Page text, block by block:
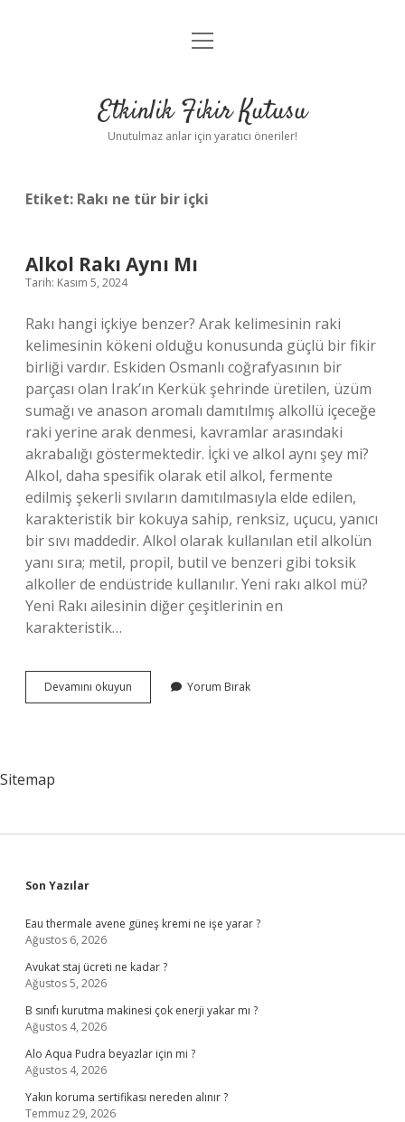
Anasayfa
Yasal Uyarı
menüyü
Etkinlik Fikir Kutusu
Unutulmaz anlar için yaratıcı öneriler!
Etiket: Rakı ne tür bir içki
Alkol Rakı Aynı Mı
Tarih: Kasım 5, 2024
Rakı hangi içkiye benzer? Arak kelimesinin raki
kelimesinin kökeni olduğu konusunda güçlü bir fikir
birliği vardır. Eskiden Osmanlı coğrafyasının bir
parçası olan Irak’ın Kerkük şehrinde üretilen, üzüm
sumağı ve anason aromalı damıtılmış alkollü içeceğe
raki yerine arak denmesi, kavramlar arasındaki
akrabalığı göstermektedir. İçki ve alkol aynı şey mi?
Alkol, daha spesifik olarak etil alkol, fermente
edilmiş şekerli sıvıların damıtılmasıyla elde edilen,
karakteristik bir kokuya sahip, renksiz, uçucu, yanıcı
bir sıvı maddedir. Alkol olarak kullanılan etil alkolün
yanı sıra; metil, propil, butil ve benzeri gibi toksik
alkoller de endüstride kullanılır. Yeni rakı alkol mü?
Yeni Rakı ailesinin diğer çeşitlerinin en
karakteristik…
Devamını okuyun
Rakı
Yorum Bırak
Sitemap
Sidebar
Son Yazılar
Eau thermale avene güneş kremi ne işe yarar ?
Ağustos 6, 2026
Avukat staj ücreti ne kadar ?
Ağustos 5, 2026
B sınıfı kurutma makinesi çok enerji yakar mı ?
Ağustos 4, 2026
Alo Aqua Pudra beyazlar için mi ?
Ağustos 4, 2026
Yakın koruma sertifikası nereden alınır ?
Temmuz 29, 2026